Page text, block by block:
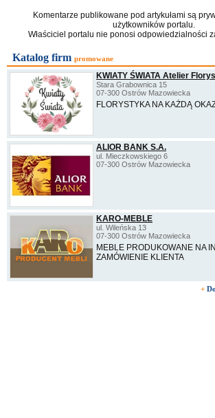
Komentarze publikowane pod artykułami są
użytkowników portalu.
Właściciel portalu nie ponosi odpowiedzialności
Katalog firm promowane
KWIATY ŚWIATA Atelier
Stara Grabownica 15
07-300 Ostrów Mazowiecka
FLORYSTYKA NA KAŻDĄ
ALIOR BANK S.A.
ul. Mieczkowskiego 6
07-300 Ostrów Mazowiecka
KARO-MEBLE
ul. Wileńska 13
07-300 Ostrów Mazowiecka
MEBLE PRODUKOWANE NA
ZAMÓWIENIE KLIENTA
+